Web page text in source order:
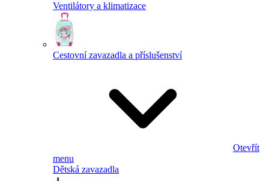
Ventilátory a klimatizace
Cestovní zavazadla a příslušenství
Otevřít
menu
Dětská zavazadla